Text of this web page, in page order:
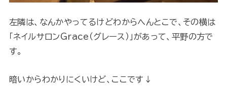
左隣は、なんかやってるけどわからへんとこで、その横は
「ネイルサロンGrace（グレース）」があって、平野の方で
す。
暗いからわかりにくいけど、ここです↓